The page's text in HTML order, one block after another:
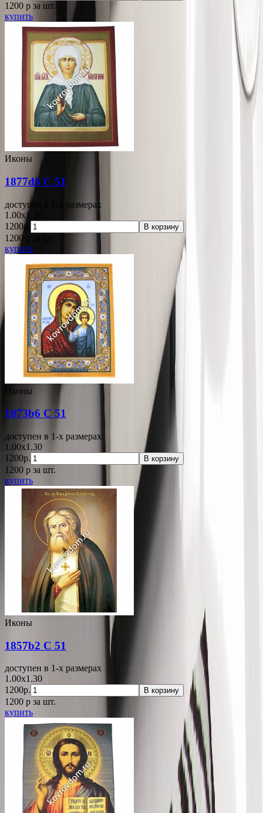
1200 p за шт.
купить
Иконы
1877d6 С 51
доступен в 1-x размерах
1.00x1.30
1200р.
В корзину
1200
купить
Иконы
1873b6 С 51
доступен в 1-x размерах
1.00x1.30
1200р.
В корзину
1200 p за шт.
купить
Иконы
1857b2 С 51
доступен в 1-x размерах
1.00x1.30
1200р.
В корзину
1200 p за шт.
купить